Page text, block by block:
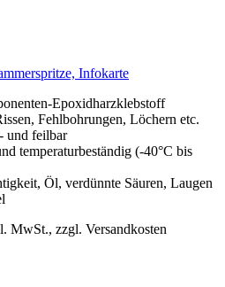
Infokarte
Epoxidharzklebstoff
Fehlbohrungen, Löchern etc.
und feilbar
temperaturbeständig (-40°C bis
Öl, verdünnte Säuren, Laugen
MwSt., zzgl. Versandkosten